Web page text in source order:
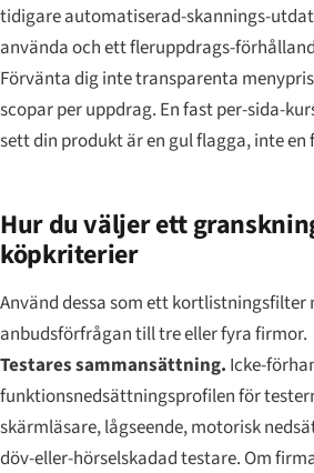
tidigare automatiserad-skannings-
använda och ett fleruppdrags-
Förvänta dig inte transparenta
scopar per uppdrag. En fast per-sida-
sett din produkt är en gul flagga, inte en
Hur du väljer ett
köpkriterier
Använd dessa som ett kortlistningsfilter
anbudsförfrågan till tre eller fyra firmor.
Testares sammansättning. Icke-
funktionsnedsättningsprofilen för
skärmläsare, lågseende, motorisk
döv-eller-hörselskadad testare. Om